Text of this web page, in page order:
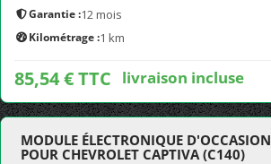
Garantie :12 mois
Kilométrage :1 km
85,54 € TTC livraison incluse
MODULE ÉLECTRONIQUE D'OCCASION
POUR CHEVROLET CAPTIVA (C140)